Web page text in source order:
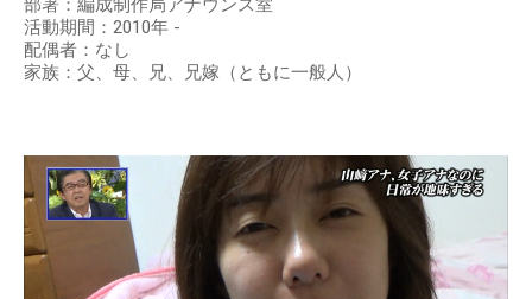
部署：編成制作局アナウンス室
活動期間：2010年 -
配偶者：なし
家族：父、母、兄、兄嫁（ともに一般人）